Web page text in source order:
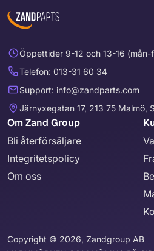
Öppettider 9-12 och 13-16 (mån-
Telefon: 013-31 60 34
Support: info@zandparts.com
Järnyxegatan 17, 213 75 Malmö,
Om Zand Group
Bli återförsäljare
Integritetspolicy
Om oss
Copyright © 2026, Zandgroup AB